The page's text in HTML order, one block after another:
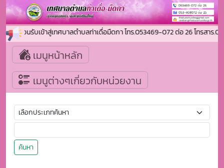
ยินดีต้อนรับเข้าสู่เทศบาลตำบลท่าเดื่อมืดกา โทร.053469-072 ต่อ 26 โทรสาร
เมนูหน้าหลัก
เมนูต่างๆเกี่ยวกับหน่วยงาน
ค้นหา